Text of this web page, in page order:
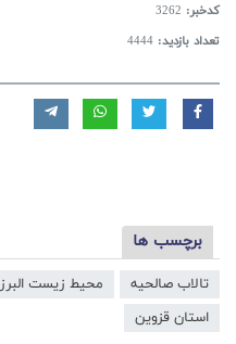
کدخبر: 3262
تعداد بازدید: 4444
برچسب ها
تالاب صالحیه محیط زیست البرز
استان قزوین